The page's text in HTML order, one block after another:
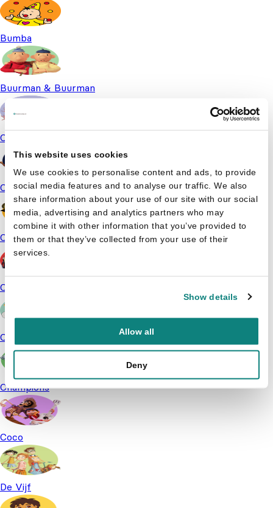
This website uses cookies
We use cookies to personalise content and ads, to provide
social media features and to analyse our traffic. We also
share information about your use of our site with our social
media, advertising and analytics partners who may
combine it with other information that you’ve provided to
them or that they’ve collected from your use of their
services.
Show details
Allow all
Deny
Bumba
Buurman & Buurman
Camille
Campus 12
Carlo Cabana
Cars
Casper en Emma
Champions
Coco
De Vijf